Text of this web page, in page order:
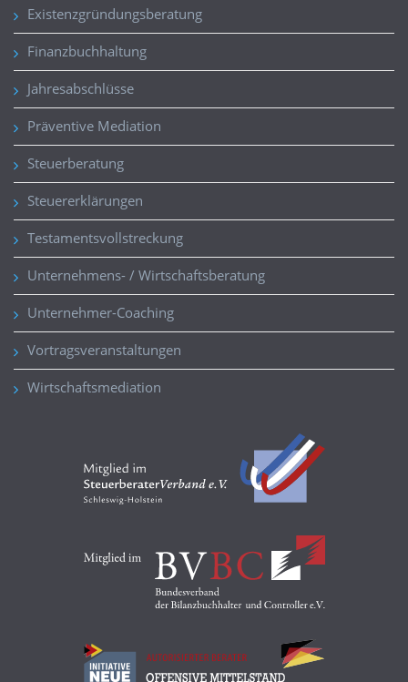
Existenzgründungsberatung
Finanzbuchhaltung
Jahresabschlüsse
Präventive Mediation
Steuerberatung
Steuererklärungen
Testamentsvollstreckung
Unternehmens- / Wirtschaftsberatung
Unternehmer-Coaching
Vortragsveranstaltungen
Wirtschaftsmediation